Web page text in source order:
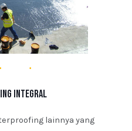
Integral
lainnya yang